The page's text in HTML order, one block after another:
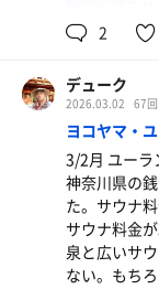
ンサワー大
にんにくカ
悪くはない
というとそ
12時過ぎ、
もの100年醤
いでにチャ
めにリクライ
さて、最後
サ室側のカ
ロウリュ発
92℃って言っ
平和湯のオ
追いロウリ
た。19時50
来ている。
だっけ。常
人もいるよ
体を清めた
のアツアツ
も効果的だ
っとしんど
ックで5分休
ってくる。
寒くなって
くらいまで
サウナなの
リシャワー
2
デューク
2026.03.02 67
ヨコヤマ・
3/2月 ユーラ
神奈川県の
た。サウナ
サウナ料金
泉と広いサ
ない。もち